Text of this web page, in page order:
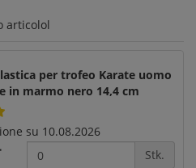
articolol
per trofeo Karate uomo
in marmo nero 14,4 cm
su 10.08.2026
Stk.